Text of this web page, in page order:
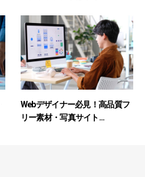
Webデザイナー必見！高品質フ
リー素材・写真サイト...